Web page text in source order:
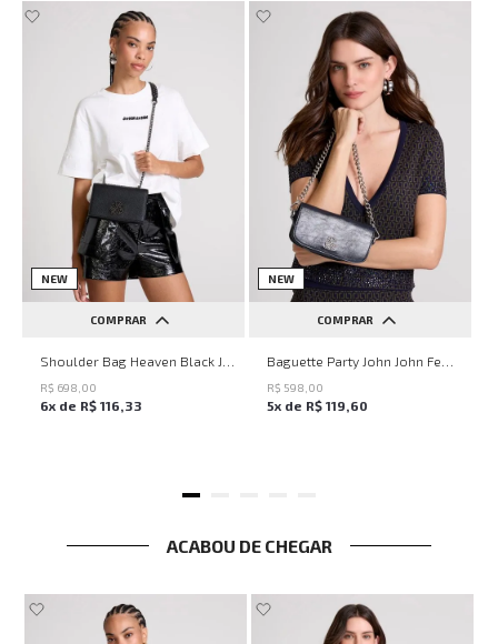
NEW
COMPRAR
UN
R$ 698 00
6x de R$ 116,33
NEW
COMPRAR
UN
R$ 598 00
5x de R$ 119,60
ACABOU DE CHEGAR